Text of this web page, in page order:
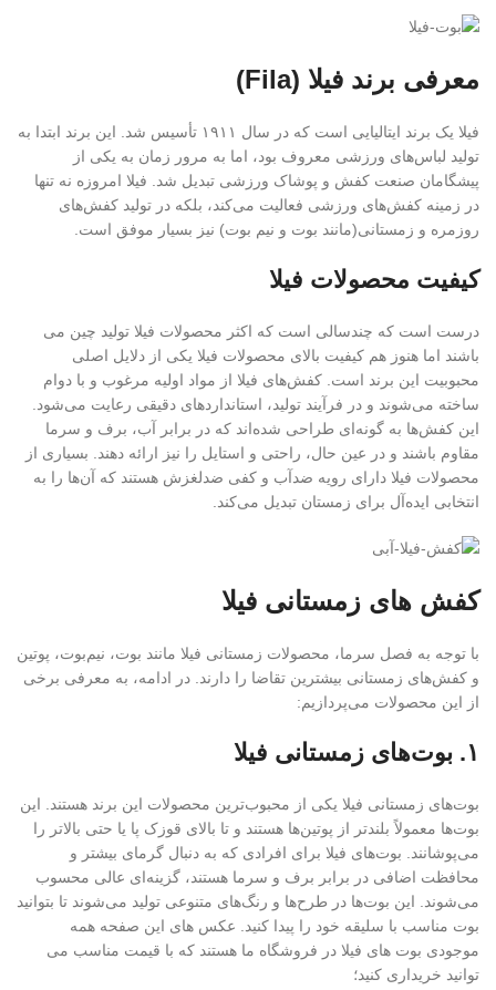
معرفی برند فیلا (Fila)
فیلا یک برند ایتالیایی است که در سال ۱۹۱۱ تأسیس شد. این برند ابتدا به
تولید لباس‌های ورزشی معروف بود، اما به مرور زمان به یکی از
پیشگامان صنعت کفش و پوشاک ورزشی تبدیل شد. فیلا امروزه نه تنها
در زمینه کفش‌های ورزشی فعالیت می‌کند، بلکه در تولید کفش‌های
روزمره و زمستانی(مانند بوت و نیم بوت) نیز بسیار موفق است.
کیفیت محصولات فیلا
درست است که چندسالی است که اکثر محصولات فیلا تولید چین می
باشند اما هنوز هم کیفیت بالای محصولات فیلا یکی از دلایل اصلی
محبوبیت این برند است. کفش‌های فیلا از مواد اولیه مرغوب و با دوام
ساخته می‌شوند و در فرآیند تولید، استانداردهای دقیقی رعایت می‌شود.
این کفش‌ها به گونه‌ای طراحی شده‌اند که در برابر آب، برف و سرما
مقاوم باشند و در عین حال، راحتی و استایل را نیز ارائه دهند. بسیاری از
محصولات فیلا دارای رویه ضدآب و کفی ضدلغزش هستند که آن‌ها را به
انتخابی ایده‌آل برای زمستان تبدیل می‌کند.
کفش های زمستانی فیلا
با توجه به فصل سرما، محصولات زمستانی فیلا مانند بوت، نیم‌بوت، پوتین
و کفش‌های زمستانی بیشترین تقاضا را دارند. در ادامه، به معرفی برخی
از این محصولات می‌پردازیم:
۱. بوت‌های زمستانی فیلا
بوت‌های زمستانی فیلا یکی از محبوب‌ترین محصولات این برند هستند. این
بوت‌ها معمولاً بلندتر از پوتین‌ها هستند و تا بالای قوزک پا یا حتی بالاتر را
می‌پوشانند. بوت‌های فیلا برای افرادی که به دنبال گرمای بیشتر و
محافظت اضافی در برابر برف و سرما هستند، گزینه‌ای عالی محسوب
می‌شوند. این بوت‌ها در طرح‌ها و رنگ‌های متنوعی تولید می‌شوند تا بتوانید
بوت مناسب با سلیقه خود را پیدا کنید. عکس های این صفحه همه
موجودی بوت های فیلا در فروشگاه ما هستند که با قیمت مناسب می
توانید خریداری کنید؛